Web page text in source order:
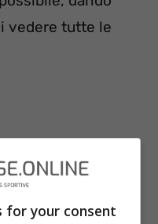
vedere tutte le
for your consent